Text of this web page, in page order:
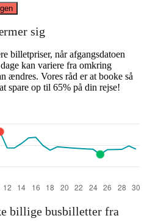
sig
billetpriser, når afgangsdatoen
kan variere fra omkring
ændres. Vores råd er at booke så
spare op til 65% på din rejse!
billige busbilletter fra